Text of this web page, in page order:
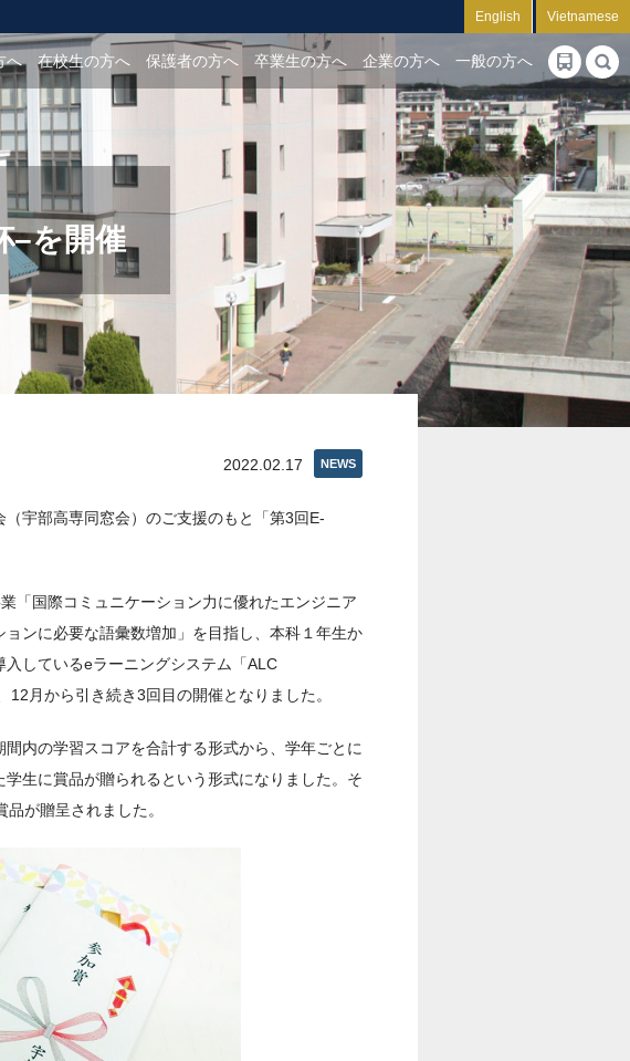
English Vietnamese
へ 在校生の方へ 保護者の方へ 卒業生の方へ 企業の方へ 一般の方へ
–を開催
NEWS
2022.02.17
宇部高専同窓会）のご支援のもと「第3回E-
「国際コミュニケーション力に優れたエンジニア
ンに必要な語彙数増加」を目指し、本科１年生か
しているeラーニングシステム「ALC
月から引き続き3回目の開催となりました。
内の学習スコアを合計する形式から、学年ごとに
生に賞品が贈られるという形式になりました。そ
が贈呈されました。